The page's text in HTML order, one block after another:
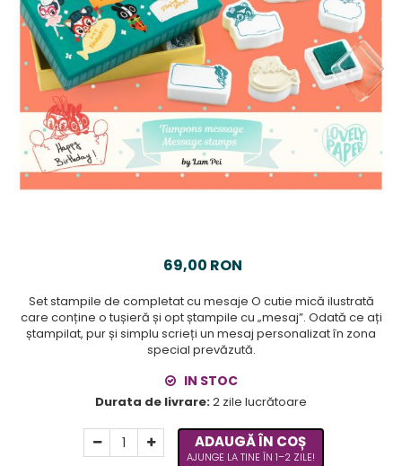
69,00 RON
Set stampile de completat cu mesaje O cutie mică ilustrată
care conține o tușieră și opt ștampile cu „mesaj”. Odată ce ați
ștampilat, pur și simplu scrieți un mesaj personalizat în zona
special prevăzută.
IN STOC
Durata de livrare:2 zile lucrătoare
ADAUGĂ ÎN COȘ
AJUNGE LA TINE ÎN 1–2 ZILE!